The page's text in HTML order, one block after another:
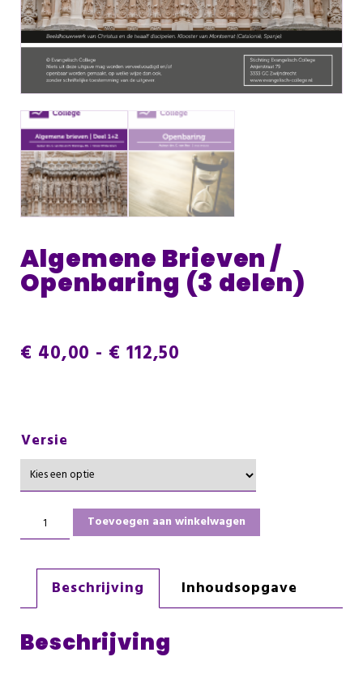
Algemene Brieven /
Openbaring (3 delen)
€ 40,00 - € 112,50
Versie
Toevoegen aan winkelwagen
Beschrijving Inhoudsopgave
Beschrijving